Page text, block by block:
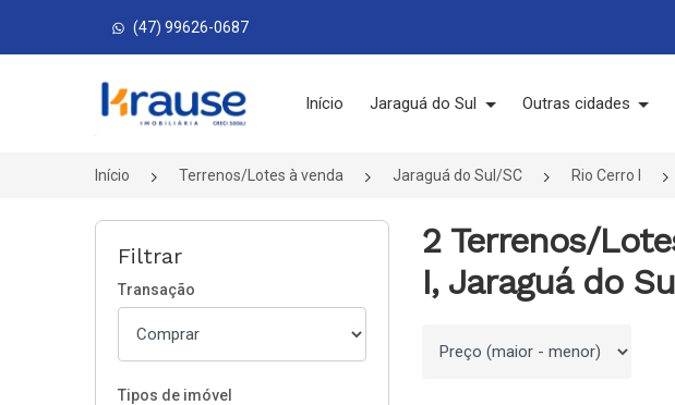
(47) 99626-0687
Página inicial
Início Jaraguá do Sul Outras cidades
Início Terrenos/Lotes à venda Jaraguá do Sul/SC Rio Cerro I
Filtrar
Transação
Tipos de imóvel
2 Terrenos/
I, Jaraguá do
Ordenar por